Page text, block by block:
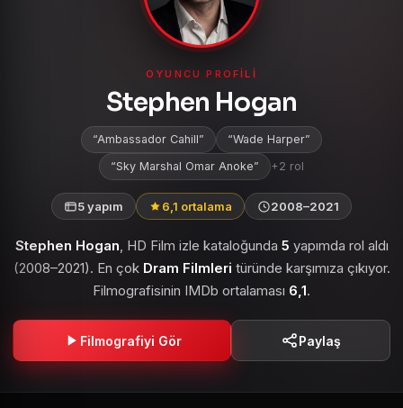
OYUNCU PROFILI
Stephen Hogan
Ambassador Cahill
Wade Harper
Sky Marshal Omar Anoke
+2 rol
5 yapım 6,1 ortalama 2008–2021
Stephen Hogan, HD Film izle kataloğunda 5 yapımda rol aldı
(2008–2021). En çok Dram Filmleri türünde karşımıza çıkıyor.
Filmografisinin IMDb ortalaması 6,1.
Filmografiyi Gör Paylaş